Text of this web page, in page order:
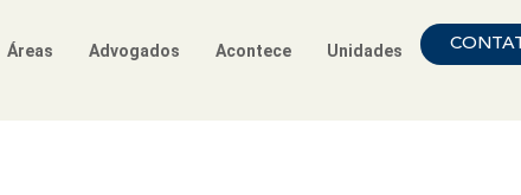
Áreas Advogados Acontece Unidades